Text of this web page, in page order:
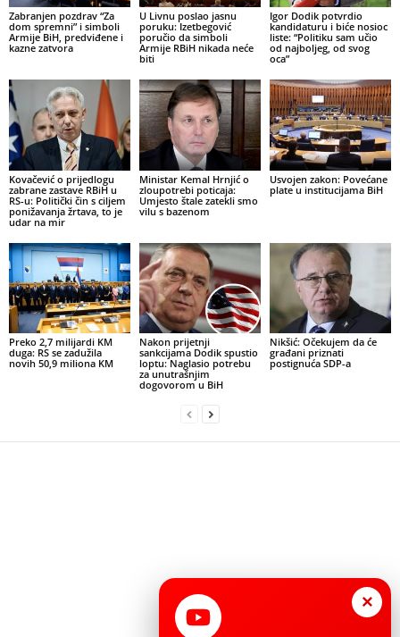
Zabranjen pozdrav “Za
dom spremni” i simboli
Armije BiH, predviđene i
kazne zatvora
U Livnu poslao jasnu
poruku: Izetbegović
poručio da simboli
Armije RBiH nikada neće
biti
Igor Dodik potvrdio
kandidaturu i biće nosioc
liste: “Politiku sam učio
od najboljeg, od svog
oca”
Kovačević o prijedlogu
zabrane zastave RBiH u
RS-u: Politički čin s ciljem
ponižavanja žrtava, to je
udar na mir
Ministar Kemal Hrnjić o
zloupotrebi poticaja:
Umjesto štale zatekli smo
vilu s bazenom
Usvojen zakon: Povećane
plate u institucijama BiH
Preko 2,7 milijardi KM
duga: RS se zadužila
novih 50,9 miliona KM
Nakon prijetnji
sankcijama Dodik spustio
loptu: Naglasio potrebu
za unutrašnjim
dogovorom u BiH
Nikšić: Očekujem da će
građani priznati
postignuća SDP-a
×